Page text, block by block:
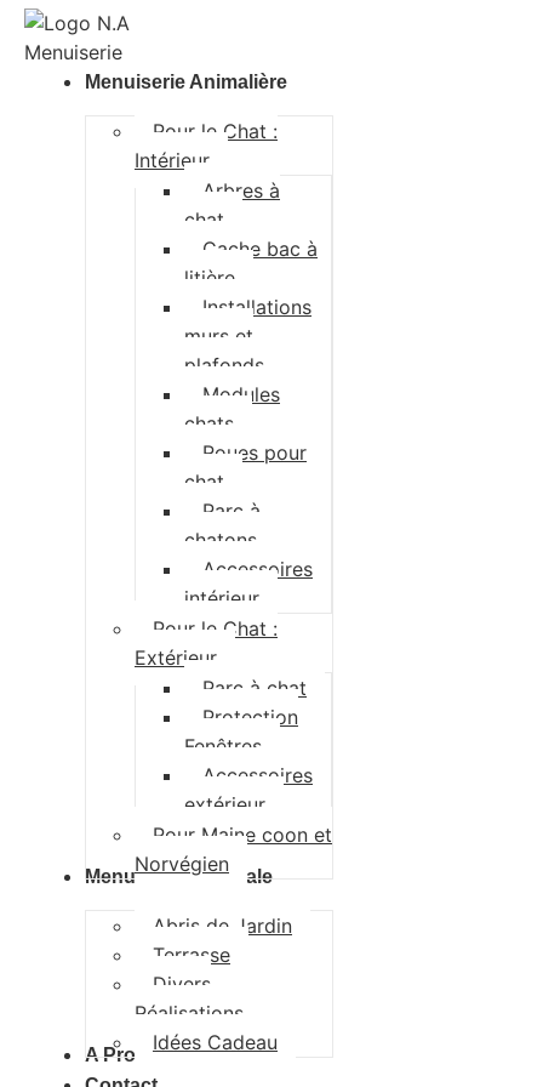
Menuiserie Animalière
Pour le Chat :
Intérieur
Arbres à
chat
Cache bac à
litière
Installations
murs et
plafonds
Modules
chats
Roues pour
chat
Parc à
chatons
Accessoires
intérieur
Pour le Chat :
Extérieur
Parc à chat
Protection
Fenêtres
Accessoires
extérieur
Pour Maine coon et
Norvégien
Menuiserie Générale
Abris de Jardin
Terrasse
Divers
Réalisations
Idées Cadeau
A Propos